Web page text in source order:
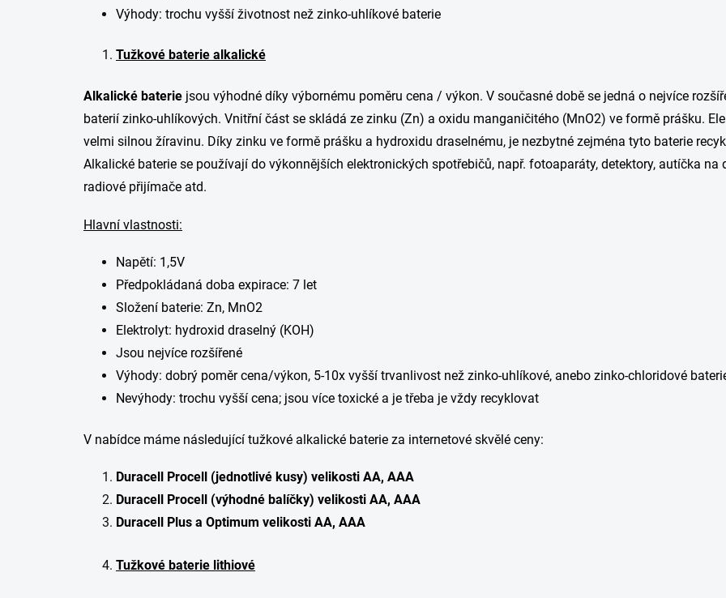
Výhody: trochu vyšší životnost než zinko-uhlíkové baterie
Tužkové baterie alkalické
Alkalické baterie jsou výhodné díky výbornému poměru cena / výkon. V současné době se jedná o nejvíce
baterií zinko-uhlíkových. Vnitřní část se skládá ze zinku (Zn) a oxidu manganičitého (MnO2) ve formě prášku.
velmi silnou žíravinu. Díky zinku ve formě prášku a hydroxidu draselnému, je nezbytné zejména tyto baterie
Alkalické baterie se používají do výkonnějších elektronických spotřebičů, např. fotoaparáty, detektory, autíčka
radiové přijímače atd.
Hlavní vlastnosti:
Napětí: 1,5V
Předpokládaná doba expirace: 7 let
Složení baterie: Zn, MnO2
Elektrolyt: hydroxid draselný (KOH)
Jsou nejvíce rozšířené
Výhody: dobrý poměr cena/výkon, 5-10x vyšší trvanlivost než zinko-uhlíkové, anebo zinko-chloridové
Nevýhody: trochu vyšší cena; jsou více toxické a je třeba je vždy recyklovat
V nabídce máme následující tužkové alkalické baterie za internetové skvělé ceny:
Duracell Procell (jednotlivé kusy) velikosti AA, AAA
Duracell Procell (výhodné balíčky) velikosti AA, AAA
Duracell Plus a Optimum velikosti AA, AAA
Tužkové baterie lithiové